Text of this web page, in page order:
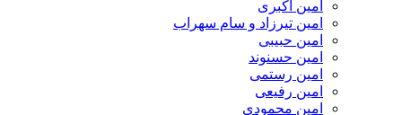
امین اکبری
امین تیرزاد و سام سهراب
امین حبیبی
امین حسنوند
امین رستمی
امین رفیعی
امین محمودی